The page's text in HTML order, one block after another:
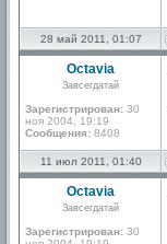
28 май 2011, 01:07
Octavia
Завсегдатай
Зарегистрирован: 30
ноя 2004, 19:19
Сообщения: 8408
11 июл 2011, 01:40
Octavia
Завсегдатай
Зарегистрирован: 30